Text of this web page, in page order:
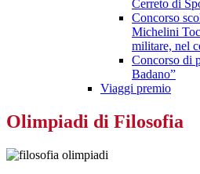
Cerreto di
Concorso
Michelini
militare, nel
Concorso di
Badano”
Viaggi premio
Olimpiadi di Filosofia